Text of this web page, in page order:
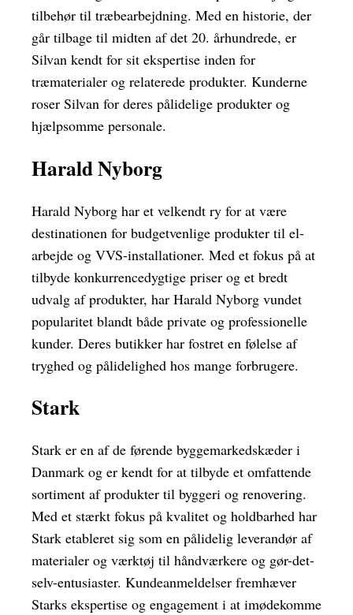
tilbehør til træbearbejdning. Med en historie, der
går tilbage til midten af det 20. århundrede, er
Silvan kendt for sit ekspertise inden for
træmaterialer og relaterede produkter. Kunderne
roser Silvan for deres pålidelige produkter og
hjælpsomme personale.
Harald Nyborg
Harald Nyborg har et velkendt ry for at være
destinationen for budgetvenlige produkter til el-
arbejde og VVS-installationer. Med et fokus på at
tilbyde konkurrencedygtige priser og et bredt
udvalg af produkter, har Harald Nyborg vundet
popularitet blandt både private og professionelle
kunder. Deres butikker har fostret en følelse af
tryghed og pålidelighed hos mange forbrugere.
Stark
Stark er en af de førende byggemarkedskæder i
Danmark og er kendt for at tilbyde et omfattende
sortiment af produkter til byggeri og renovering.
Med et stærkt fokus på kvalitet og holdbarhed har
Stark etableret sig som en pålidelig leverandør af
materialer og værktøj til håndværkere og gør-det-
selv-entusiaster. Kundeanmeldelser fremhæver
Starks ekspertise og engagement i at imødekomme